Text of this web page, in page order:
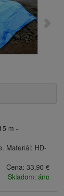
m -
Materiál: HD-
Cena: 33,90 €
Skladom: áno